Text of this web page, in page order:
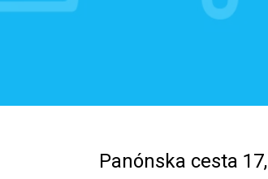
Panónska cesta 17,